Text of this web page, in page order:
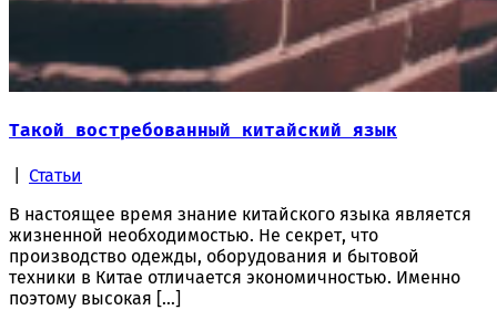
Такой востребованный китайский язык
Статьи
В настоящее время знание китайского языка является
жизненной необходимостью. Не секрет, что
производство одежды, оборудования и бытовой
техники в Китае отличается экономичностью. Именно
поэтому высокая […]